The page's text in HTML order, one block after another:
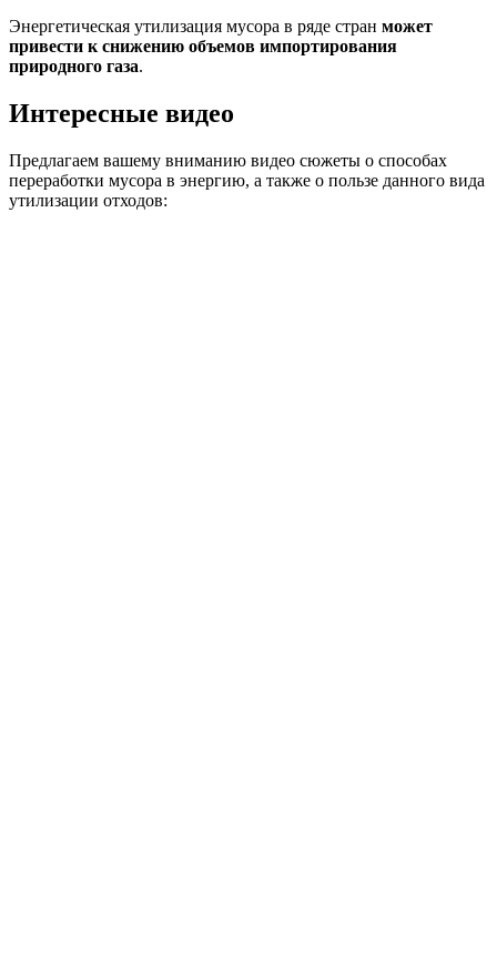
Энергетическая утилизация мусора в ряде стран может
привести к снижению объемов импортирования
природного газа.
Интересные видео
Предлагаем вашему вниманию видео сюжеты о способах
переработки мусора в энергию, а также о пользе данного вида
утилизации отходов: